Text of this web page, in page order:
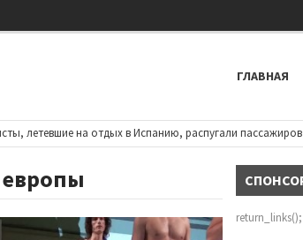
ГЛАВНАЯ
на отдых в Испанию, распугали пассажиров •